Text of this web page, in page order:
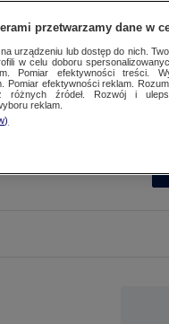
przetwarzamy dane w
urządzeniu lub dostęp do nich.
w celu doboru
Pomiar efektywności treści.
Pomiar efektywności reklam.
źródeł. Rozwój i
reklam.